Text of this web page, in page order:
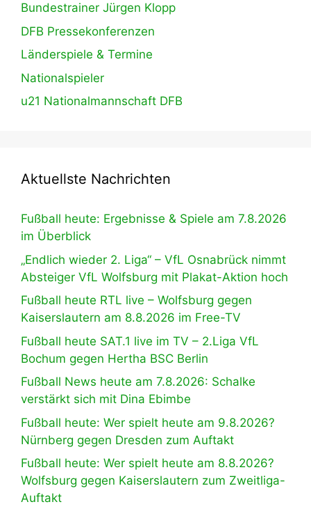
Bundestrainer Jürgen Klopp
DFB Pressekonferenzen
Länderspiele & Termine
Nationalspieler
u21 Nationalmannschaft DFB
Aktuellste Nachrichten
Fußball heute: Ergebnisse & Spiele am 7.8.2026
im Überblick
„Endlich wieder 2. Liga“ – VfL Osnabrück nimmt
Absteiger VfL Wolfsburg mit Plakat-Aktion hoch
Fußball heute RTL live – Wolfsburg gegen
Kaiserslautern am 8.8.2026 im Free-TV
Fußball heute SAT.1 live im TV – 2.Liga VfL
Bochum gegen Hertha BSC Berlin
Fußball News heute am 7.8.2026: Schalke
verstärkt sich mit Dina Ebimbe
Fußball heute: Wer spielt heute am 9.8.2026?
Nürnberg gegen Dresden zum Auftakt
Fußball heute: Wer spielt heute am 8.8.2026?
Wolfsburg gegen Kaiserslautern zum Zweitliga-
Auftakt